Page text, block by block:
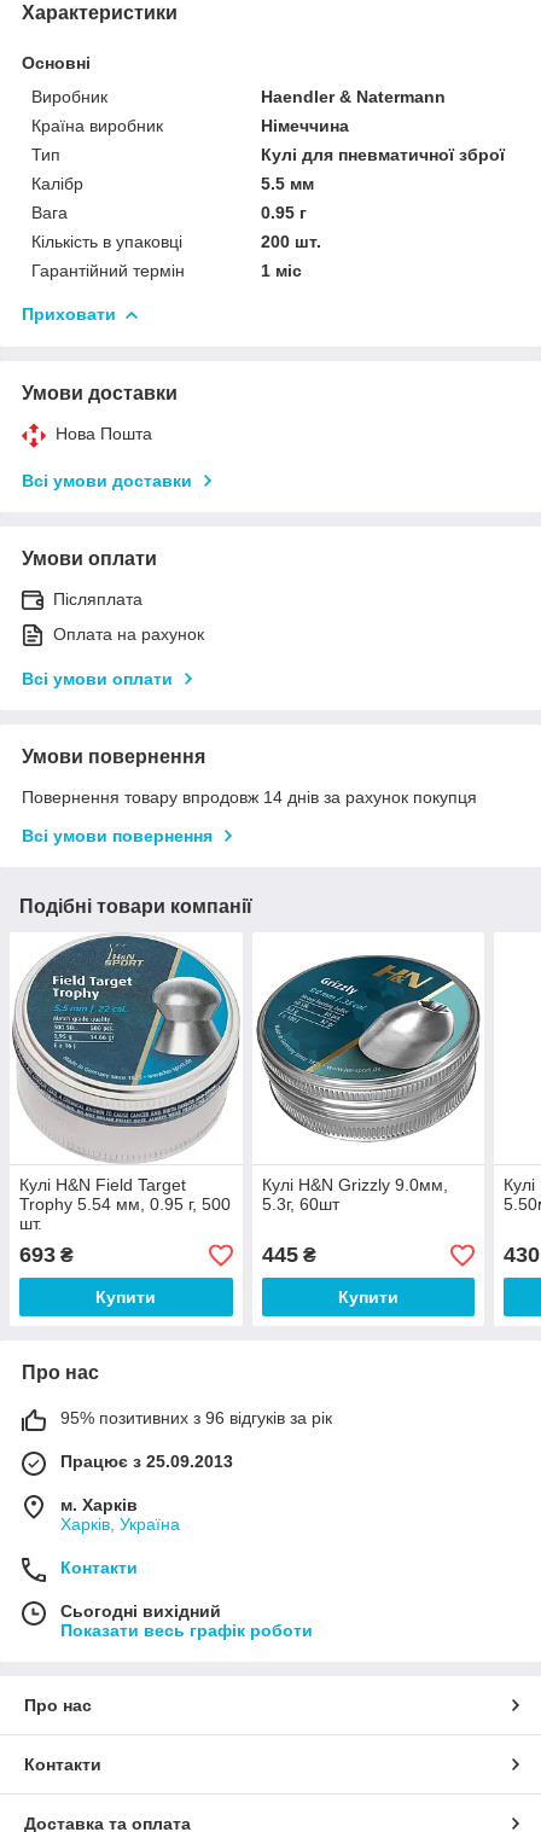
Характеристики
Основні
Виробник
Haendler & Natermann
Країна виробник
Німеччина
Тип
Кулі для пневматичної зброї
Калібр
5.5 мм
Вага
0.95 г
Кількість в упаковці
200 шт.
Гарантійний термін
1 міс
Приховати
Умови доставки
Нова Пошта
Всі умови доставки
Умови оплати
Післяплата
Оплата на рахунок
Всі умови оплати
Умови повернення
Повернення товару впродовж 14 днів за рахунок покупця
Всі умови повернення
Подібні товари компанії
Кулі H&N Field Target
Trophy 5.54 мм, 0.95 г, 500
шт.
693 ₴
Купити
Кулі H&N Grizzly 9.0мм,
5.3г, 60шт
445₴
Купити
430
Про нас
95% позитивних з 96 відгуків за рік
Працює з 25.09.2013
м. Харків
Харків, Україна
Контакти
Сьогодні вихідний
Показати весь графік роботи
Про нас
Контакти
Доставка та оплата